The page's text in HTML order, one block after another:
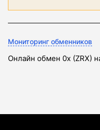
Мониторинг обменников
Онлайн обмен 0x (ZRX)